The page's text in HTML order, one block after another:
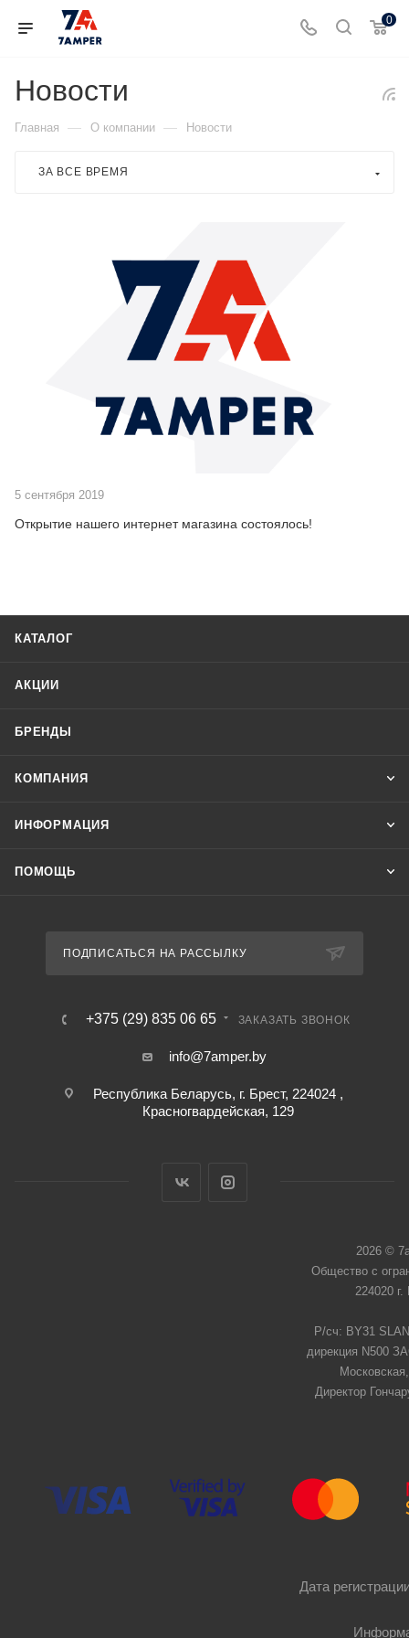
0
Новости
Главная — О компании — Новости
ЗА ВСЕ ВРЕМЯ
5 сентября 2019
Открытие нашего интернет магазина состоялось!
КАТАЛОГ
АКЦИИ
БРЕНДЫ
КОМПАНИЯ
ИНФОРМАЦИЯ
ПОМОЩЬ
ПОДПИСАТЬСЯ НА РАССЫЛКУ
+375 (29) 835 06 65 ЗАКАЗАТЬ ЗВОНОК
info@7amper.by
Республика Беларусь, г. Брест, 224024 ,
Красногвардейская, 129
2026 ©
Общество с
224020
Р/сч: BY31
дирекция N500
Директор
Дата